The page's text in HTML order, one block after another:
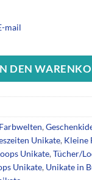
mail
DEN
Farbwelten,
Unikate, Kleine
Unikate,Tücher/
Unikate, Unikate in